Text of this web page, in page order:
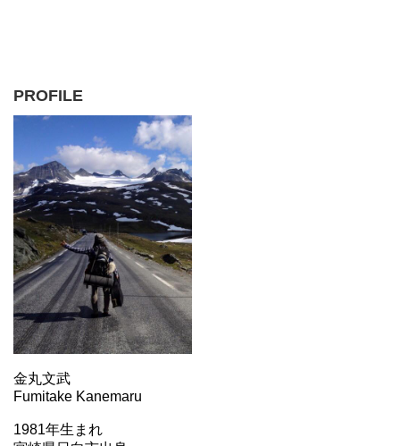
PROFILE
金丸文武
Fumitake Kanemaru
1981年生まれ